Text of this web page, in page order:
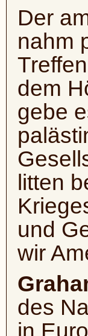
Der
nahm
dem
gebe
litten
und
wir
des
in